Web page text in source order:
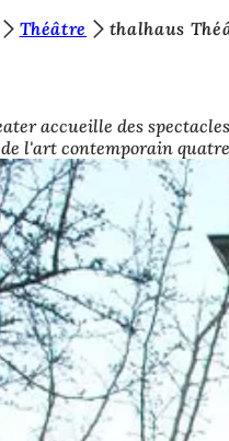
Théâtre
thalhaus
accueille des
l'art contemporain